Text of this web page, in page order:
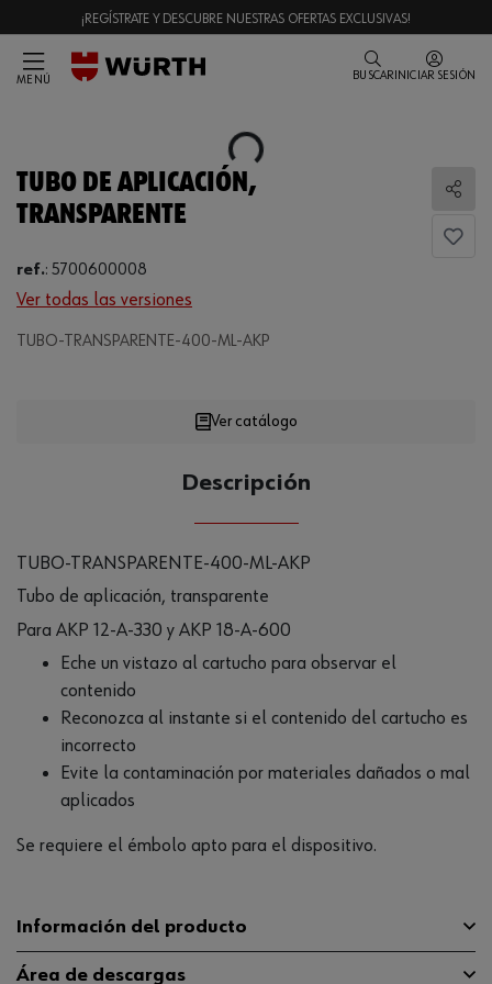
¡REGÍSTRATE Y DESCUBRE NUESTRAS OFERTAS EXCLUSIVAS!
MENÚ BUSCAR INICIAR SESIÓN
Loading...
TUBO DE APLICACIÓN,
TRANSPARENTE
ref.: 5700600008
Ver todas las versiones
TUBO-TRANSPARENTE-400-ML-AKP
Loading...
Ver catálogo
Descripción
TUBO-TRANSPARENTE-400-ML-AKP
Tubo de aplicación, transparente
Para AKP 12-A-330 y AKP 18-A-600
Eche un vistazo al cartucho para observar el
contenido
Reconozca al instante si el contenido del cartucho es
incorrecto
Evite la contaminación por materiales dañados o mal
aplicados
Se requiere el émbolo apto para el dispositivo.
Información del producto
Área de descargas